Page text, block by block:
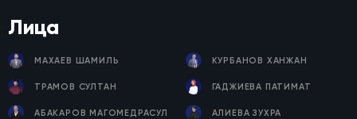
Лица
МАХАЕВ ШАМИЛЬ КУРБАНОВ ХАНЖАН
ТРАМОВ СУЛТАН ГАДЖИЕВА ПАТИМАТ
АБАКАРОВ МАГОМЕДРАСУЛ АЛИЕВА ЗУХРА